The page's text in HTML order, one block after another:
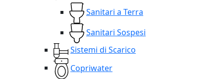
Sanitari a Terra
Sanitari Sospesi
Sistemi di Scarico
Copriwater